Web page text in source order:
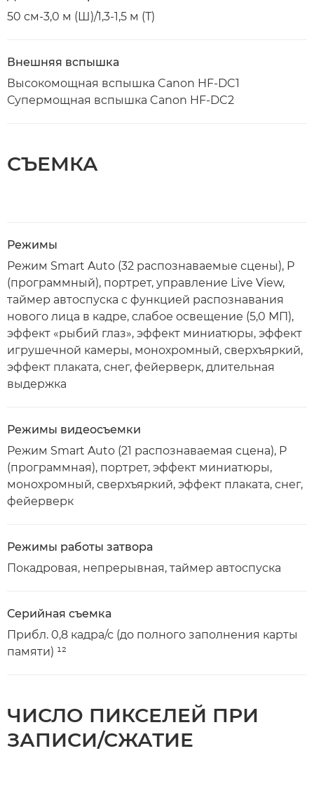
50 см-3,0 м (Ш)/1,3-1,5 м (Т)
Внешняя вспышка
Высокомощная вспышка Canon HF-DC1
Супермощная вспышка Canon HF-DC2
СЪЕМКА
Режимы
Режим Smart Auto (32 распознаваемые сцены), P
(программный), портрет, управление Live View,
таймер автоспуска с функцией распознавания
нового лица в кадре, слабое освещение (5,0 МП),
эффект «рыбий глаз», эффект миниатюры, эффект
игрушечной камеры, монохромный, сверхъяркий,
эффект плаката, снег, фейерверк, длительная
выдержка
Режимы видеосъемки
Режим Smart Auto (21 распознаваемая сцена), P
(программная), портрет, эффект миниатюры,
монохромный, сверхъяркий, эффект плаката, снег,
фейерверк
Режимы работы затвора
Покадровая, непрерывная, таймер автоспуска
Серийная съемка
Прибл. 0,8 кадра/с (до полного заполнения карты
памяти) ¹²
ЧИСЛО ПИКСЕЛЕЙ ПРИ
ЗАПИСИ/СЖАТИЕ